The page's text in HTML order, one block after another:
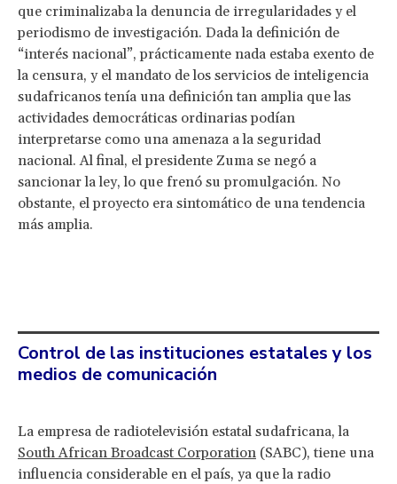
que criminalizaba la denuncia de irregularidades y el
periodismo de investigación. Dada la definición de
“interés nacional”, prácticamente nada estaba exento de
la censura, y el mandato de los servicios de inteligencia
sudafricanos tenía una definición tan amplia que las
actividades democráticas ordinarias podían
interpretarse como una amenaza a la seguridad
nacional. Al final, el presidente Zuma se negó a
sancionar la ley, lo que frenó su promulgación. No
obstante, el proyecto era sintomático de una tendencia
más amplia.
Control de las instituciones estatales y los
medios de comunicación
La empresa de radiotelevisión estatal sudafricana, la
South African Broadcast Corporation (SABC), tiene una
influencia considerable en el país, ya que la radio